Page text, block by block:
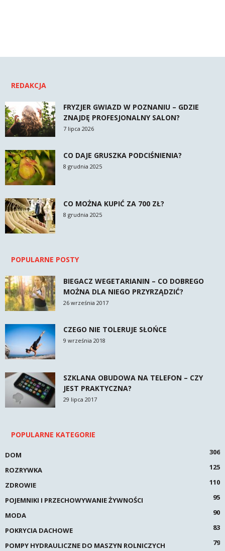
REDAKCJA
FRYZJER GWIAZD W POZNANIU – GDZIE
ZNAJDĘ PROFESJONALNY SALON?
7 lipca 2026
CO DAJE GRUSZKA PODCIŚNIENIA?
8 grudnia 2025
CO MOŻNA KUPIĆ ZA 700 ZŁ?
8 grudnia 2025
POPULARNE POSTY
BIEGACZ WEGETARIANIN – CO DOBREGO
MOŻNA DLA NIEGO PRZYRZĄDZIĆ?
26 września 2017
CZEGO NIE TOLERUJE SŁOŃCE
9 września 2018
SZKLANA OBUDOWA NA TELEFON – CZY
JEST PRAKTYCZNA?
29 lipca 2017
POPULARNE KATEGORIE
DOM
306
ROZRYWKA
125
ZDROWIE
110
POJEMNIKI I PRZECHOWYWANIE ŻYWNOŚCI
95
MODA
90
POKRYCIA DACHOWE
83
POMPY HYDRAULICZNE DO MASZYN ROLNICZYCH
79